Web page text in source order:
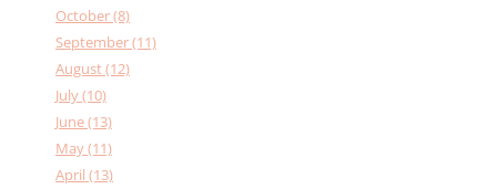
October (8)
September (11)
August (12)
July (10)
June (13)
May (11)
April (13)